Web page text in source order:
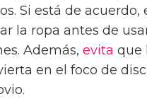
Si está de acuerdo,
la ropa antes de
Además, evita que
en el foco de